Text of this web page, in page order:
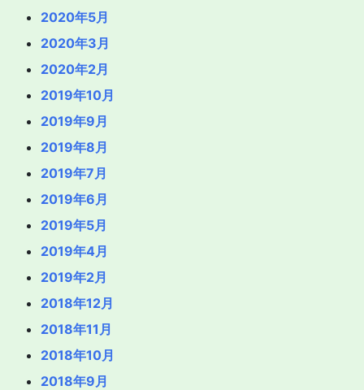
2020年5月
2020年3月
2020年2月
2019年10月
2019年9月
2019年8月
2019年7月
2019年6月
2019年5月
2019年4月
2019年2月
2018年12月
2018年11月
2018年10月
2018年9月